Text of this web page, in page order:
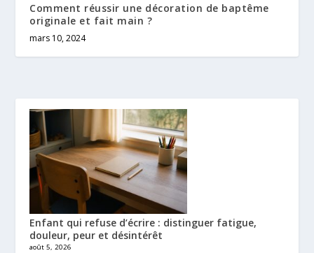
Comment réussir une décoration de baptême
originale et fait main ?
mars 10, 2024
Enfant qui refuse d’écrire : distinguer fatigue,
douleur, peur et désintérêt
août 5, 2026